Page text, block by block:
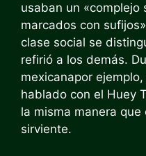
usaban un «complejo
marcados con
clase social se
refirió a los demás.
mexicanapor
hablado con el Huey
la misma manera que
sirviente.